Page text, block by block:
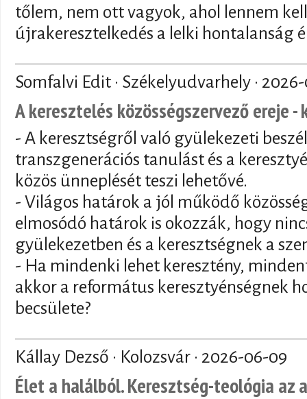
tőlem, nem ott vagyok, ahol lennem
újrakeresztelkedés a lelki hontalanság
Somfalvi Edit · Székelyudvarhely ·
A keresztelés közösségszervező ereje -
- A keresztségről való gyülekezeti
transzgenerációs tanulást és a
közös ünneplését teszi lehetővé.
- Világos határok a jól működő
elmosódó határok is okozzák, hogy
gyülekezetben és a keresztségnek a
- Ha mindenki lehet keresztény,
akkor a református keresztyénségnek
becsülete?
Kállay Dezső · Kolozsvár · 2026-06-09
Élet a halálból. Keresztség-teológia az